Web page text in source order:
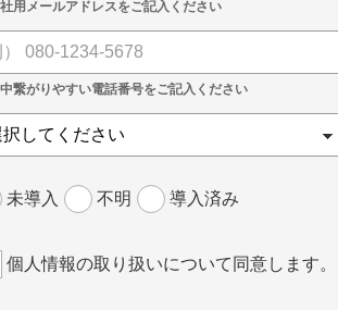
未導入 不明 導入済み
個人情報の取り扱いについて同意します。